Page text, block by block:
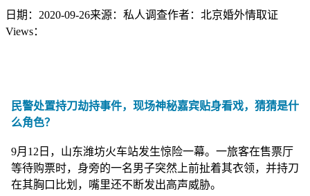
日期：2020-09-26来源：私人调查作者：北京婚外情取证
Views：
民警处置持刀劫持事件，现场神秘嘉宾贴身看戏，猜猜是什
么角色？
9月12日，山东潍坊火车站发生惊险一幕。一旅客在售票厅
等待购票时，身旁的一名男子突然上前扯着其衣领，并持刀
在其胸口比划，嘴里还不断发出高声威胁。